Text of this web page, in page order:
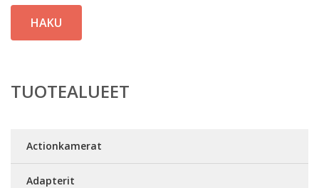
HAKU
TUOTEALUEET
Actionkamerat
Adapterit